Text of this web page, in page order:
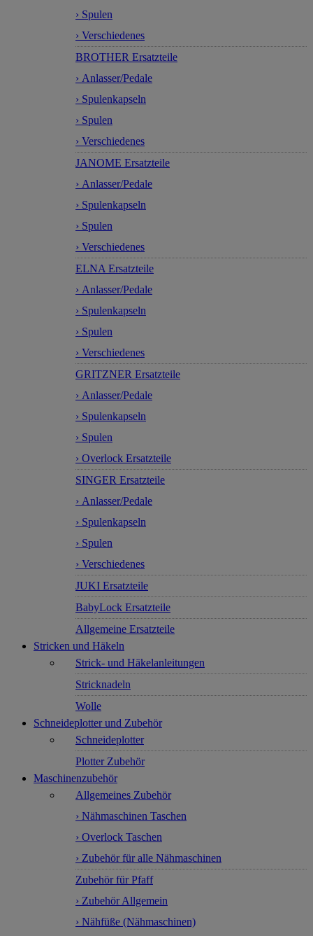
› Spulen
› Verschiedenes
BROTHER Ersatzteile
› Anlasser/Pedale
› Spulenkapseln
› Spulen
› Verschiedenes
JANOME Ersatzteile
› Anlasser/Pedale
› Spulenkapseln
› Spulen
› Verschiedenes
ELNA Ersatzteile
› Anlasser/Pedale
› Spulenkapseln
› Spulen
› Verschiedenes
GRITZNER Ersatzteile
› Anlasser/Pedale
› Spulenkapseln
› Spulen
› Overlock Ersatzteile
SINGER Ersatzteile
› Anlasser/Pedale
› Spulenkapseln
› Spulen
› Verschiedenes
JUKI Ersatzteile
BabyLock Ersatzteile
Allgemeine Ersatzteile
Stricken und Häkeln
Strick- und Häkelanleitungen
Stricknadeln
Wolle
Schneideplotter und Zubehör
Schneideplotter
Plotter Zubehör
Maschinenzubehör
Allgemeines Zubehör
› Nähmaschinen Taschen
› Overlock Taschen
› Zubehör für alle Nähmaschinen
Zubehör für Pfaff
› Zubehör Allgemein
› Nähfüße (Nähmaschinen)